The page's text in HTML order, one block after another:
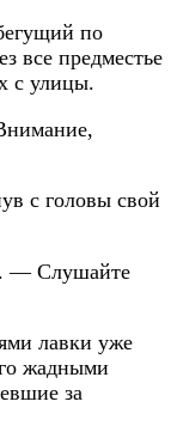
по
все предместье
с улицы.
с головы свой
— Слушайте
лавки уже
жадными
за